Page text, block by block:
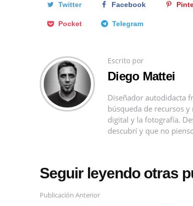
Twitter Facebook
Pocket Telegram
Escrito por
Diego Mattei
Diseñador autodidacta
búsqueda de recursos
digital y la fotografía.
descubrí y que no
Seguir leyendo otras
Publicación Anterior